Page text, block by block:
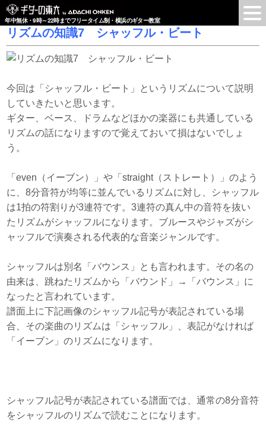
年中無休・9時～22時までフリータイム制・横浜のギター教室
リズムの知識7 シャッフル・ビート
今回は「シャッフル・ビート」というリズムについて説明
していきたいと思います。
ギター、ベース、ドラムなどほかの楽器にも共通している
リズムの話になりますので覚えておいて損はないでしょ
う。
「even（イーブン）」や「straight（ストレート）」のよう
に、8分音符が均等に並んでいるリズムに対し、シャッフル
は1拍の符割りが3連符です。3連符の真ん中の音符を抜い
たリズムがシャッフルになります。ブルースやジャズがシ
ャッフルで演奏される代表的な音楽ジャンルです。
シャッフルは別名「バウンス」とも言われます。その名の
由来は、跳ねたリズムから「バウンド」→「バウンス」に
なったと言われています。
譜面上に下記画像のシャッフル記号が表記されている場
合、その楽曲のリズムは「シャッフル」、表記がなければ
「イーブン」のリズムになります。
シャッフル記号が表記されている譜面では、通常の8分音符
をシャッフルのリズムで読むことになります。